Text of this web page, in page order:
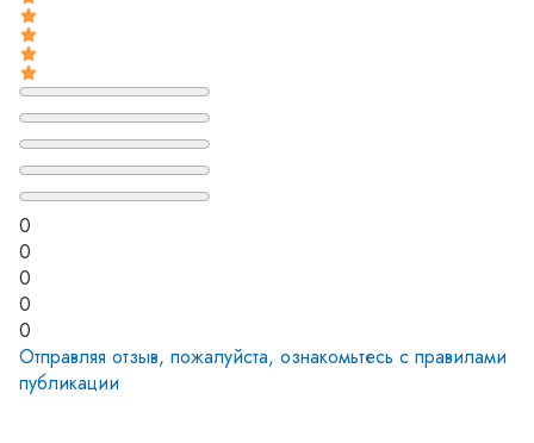
0
0
0
0
0
Отправляя отзыв, пожалуйста, ознакомьтесь с правилами
публикации